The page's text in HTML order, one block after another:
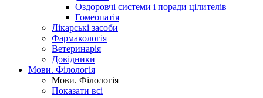
Оздоровчі системи і поради цілителів
Гомеопатія
Лікарські засоби
Фармакологія
Ветеринарія
Довідники
Мови. Філологія
Мови. Філологія
Показати всі